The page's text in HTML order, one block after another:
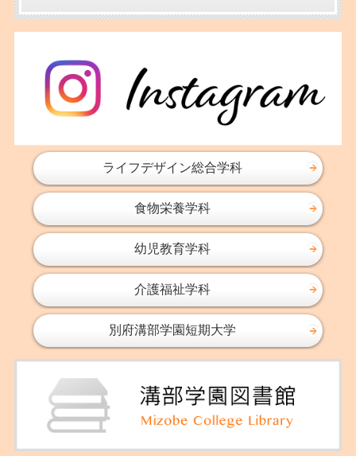
ライフデザイン総合学科
食物栄養学科
幼児教育学科
介護福祉学科
別府溝部学園短期大学